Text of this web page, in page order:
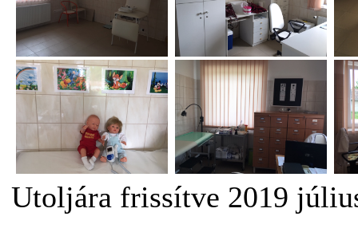
Utoljára frissítve 2019